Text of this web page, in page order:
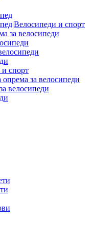
и спорт
за велосипеди
спорт
за велосипеди
велосипеди